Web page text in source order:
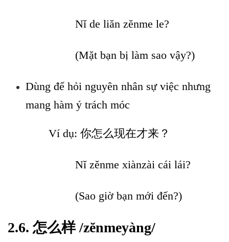
Nǐ de liǎn zěnme le?
(Mặt bạn bị làm sao vậy?)
Dùng để hỏi nguyên nhân sự việc nhưng
mang hàm ý trách móc
Ví dụ: 你怎么现在才来？
Nǐ zěnme xiànzài cái lái?
(Sao giờ bạn mới đến?)
2.6. 怎么样 /zĕnmeyàng/